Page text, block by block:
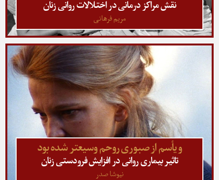
نقش مراکز درمانی در اختلالات روانی زنان
مریم فرهانی
و یأسم از صبوری روحم وسیع‎تر شده بود
تاثیر بیماری روانی در افزایش فرودستی زنان
نیوشا صدر